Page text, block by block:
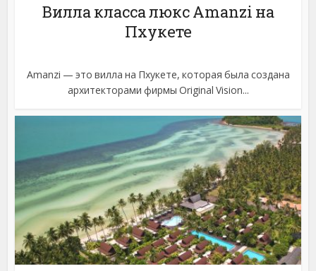
Вилла класса люкс Amanzi на
Пхукете
Amanzi — это вилла на Пхукете, которая была создана
архитекторами фирмы Original Vision...